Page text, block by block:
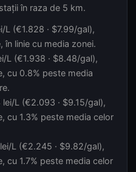
în raza de 5 km.
L (€1.828 · $7.99/gal),
în linie cu media zonei.
L (€1.938 · $8.48/gal),
cu 0.8% peste media
L (€2.093 · $9.15/gal),
cu 1.3% peste media celor
L (€2.245 · $9.82/gal),
cu 1.7% peste media celor